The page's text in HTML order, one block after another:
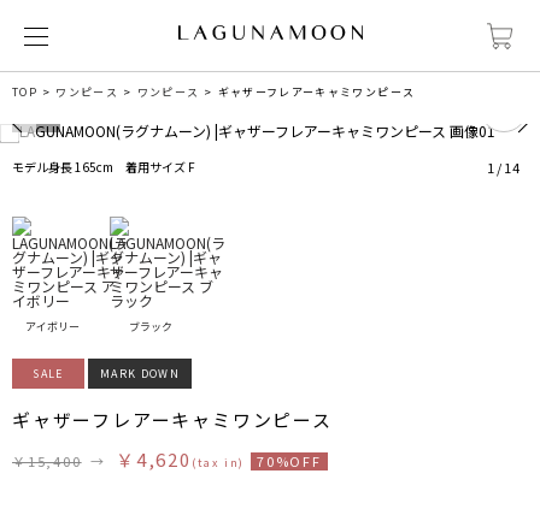
TOP ワンピース ワンピース ギャザーフレアーキャミワンピース
モデル身長 165cm 着用サイズ F 1 /14
アイボリー ブラック
SALE MARK DOWN
ギャザーフレアーキャミワンピース
￥15,400 → ￥4,620 (tax in) 70%OFF